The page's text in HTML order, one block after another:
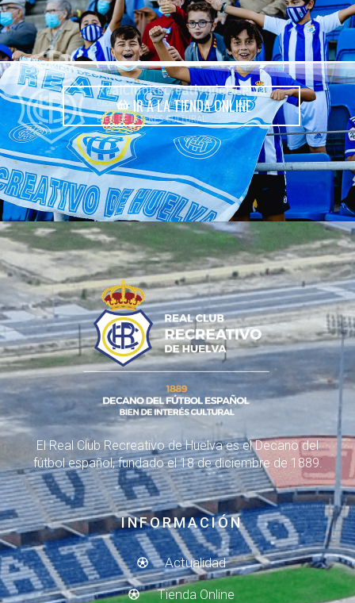
IR A LA TIENDA ONLINE
El Real Club Recreativo de Huelva es el Decano del
fútbol español, fundado el 18 de diciembre de 1889.
INFORMACIÓN
Actualidad
Tienda Online